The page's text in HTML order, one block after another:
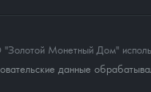
Монетный Дом"
данные